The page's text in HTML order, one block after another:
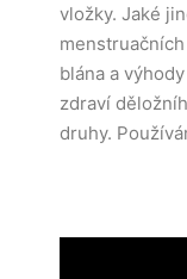
vložky. Jaké
blána a
zdraví
druhy.